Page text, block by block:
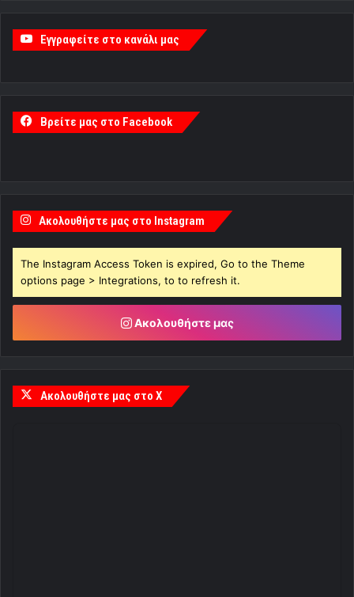
Εγγραφείτε στο κανάλι μας
Βρείτε μας στο Facebook
Ακολουθήστε μας στο Instagram
The Instagram Access Token is expired, Go to the Theme
options page > Integrations, to to refresh it.
Ακολουθήστε μας
Ακολουθήστε μας στο X